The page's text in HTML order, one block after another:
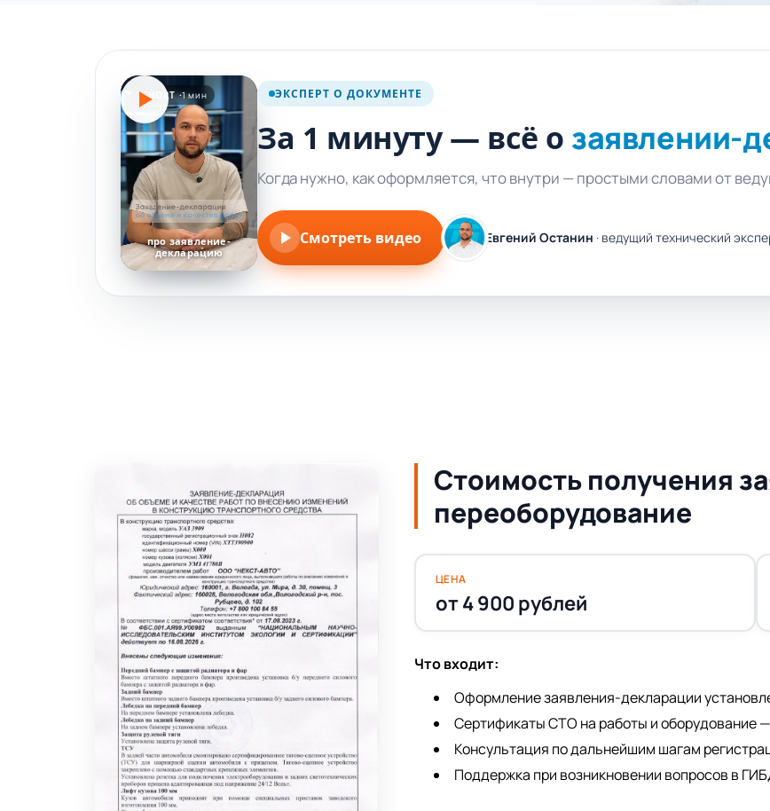
SHORT ·1 мин
про заявление-
декларацию
ЭКСПЕРТ О ДОКУМЕНТЕ
За 1 минуту — всё о заявлении-
Когда нужно, как оформляется, что внутри — простыми словами от
Смотреть видео Евгений Останин · ведущий технический
Стоимость получения
переоборудование
ЦЕНА
от 4 900 рублей
Что входит:
Оформление заявления-декларации
Сертификаты СТО на работы и оборудование
Консультация по дальнейшим шагам
Поддержка при возникновении вопросов в